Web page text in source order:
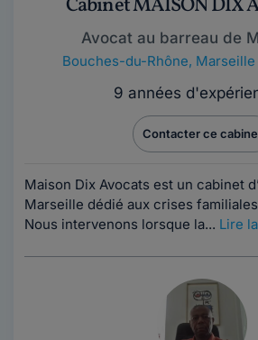
Cabinet MAISON DIX
Avocat au barreau de
Bouches-du-Rhône, Marseille
9 années
Contacter ce
Maison Dix Avocats est un cabinet
Marseille dédié aux crises
Nous intervenons lorsque la... Lire